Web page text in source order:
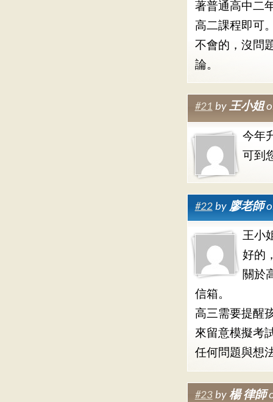
著普通高中二
高二課程即可
不會的，沒問
論。
#21 by 王小姐
今年
可到
#22by 廖老師
王小
好的
關於
信箱。
高三需要提醒
來留意模擬考
任何問題與想
#23by 楊 律師